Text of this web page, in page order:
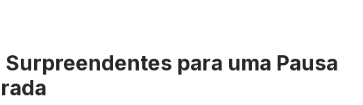
para uma Pausa